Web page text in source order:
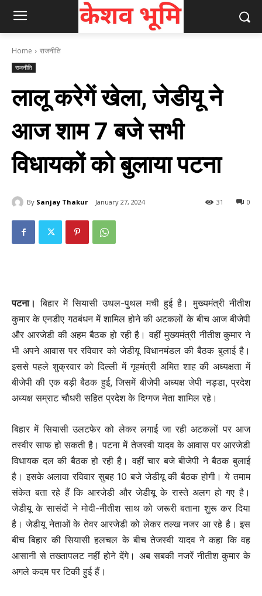
Home राजनीति
राजनीति
लालू करेगें खेला, जेडीयू ने
आज शाम 7 बजे सभी
विधायकों को बुलाया पटना
By Sanjay Thakur January 27, 2024 0
31
पटना। बिहार में सियासी उथल-पुथल मची हुई है। मुख्यमंत्री नीतीश
कुमार के एनडीए गठबंधन में शामिल होने की अटकलों के बीच आज बीजेपी
और आरजेडी की अहम बैठक हो रही है। वहीं मुख्यमंत्री नीतीश कुमार ने
भी अपने आवास पर रविवार को जेडीयू विधानमंडल की बैठक बुलाई है।
इससे पहले शुक्रवार को दिल्ली में गृहमंत्री अमित शाह की अध्यक्षता में
बीजेपी की एक बड़ी बैठक हुई, जिसमें बीजेपी अध्यक्ष जेपी नड्डा, प्रदेश
अध्यक्ष सम्राट चौधरी सहित प्रदेश के दिग्गज नेता शामिल रहे।
बिहार में सियासी उलटफेर को लेकर लगाई जा रही अटकलों पर आज
तस्वीर साफ हो सकती है। पटना में तेजस्वी यादव के आवास पर आरजेडी
विधायक दल की बैठक हो रही है। वहीं चार बजे बीजेपी ने बैठक बुलाई
है। इसके अलावा रविवार सुबह 10 बजे जेडीयू की बैठक होगी। ये तमाम
संकेत बता रहे हैं कि आरजेडी और जेडीयू के रास्ते अलग हो गए है।
जेडीयू के सासंदों ने मोदी-नीतीश साथ को जरूरी बताना शुरू कर दिया
है। जेडीयू नेताओं के तेवर आरजेडी को लेकर तल्ख नजर आ रहे है। इस
बीच बिहार की सियासी हलचल के बीच तेजस्वी यादव ने कहा कि वह
आसानी से तख्तापलट नहीं होने देंगे। अब सबकी नजरें नीतीश कुमार के
अगले कदम पर टिकी हुई हैं।